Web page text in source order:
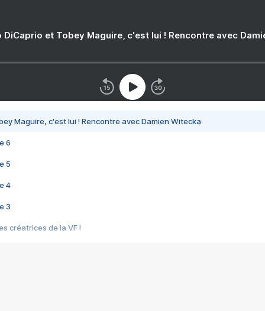
DiCaprio et Tobey Maguire, c'est lui ! Rencontre avec
Maguire, c'est lui ! Rencontre avec Damien Witecka
6
5
4
3
créatrices de la VF !